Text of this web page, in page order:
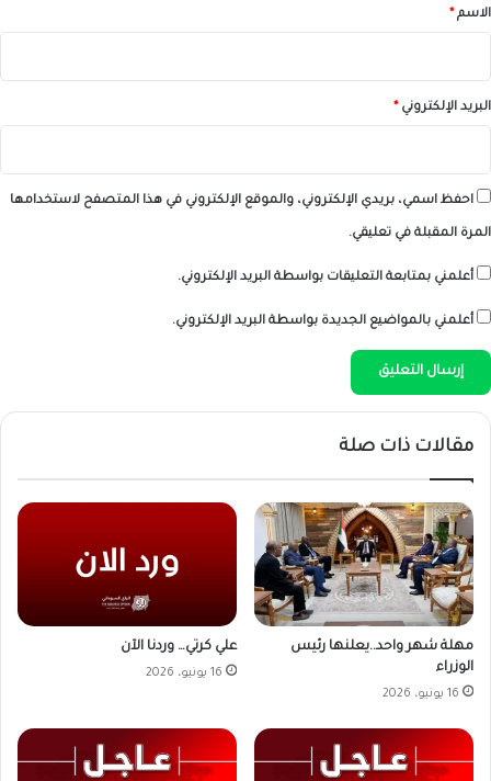
*الاسم *
البريد الإلكتروني *
احفظ اسمي، بريدي الإلكتروني، والموقع الإلكتروني في هذا المتصفح لاستخدامها
المرة المقبلة في تعليقي.
أعلمني بمتابعة التعليقات بواسطة البريد الإلكتروني.
أعلمني بالمواضيع الجديدة بواسطة البريد الإلكتروني.
مقالات ذات صلة
مهلة شهر واحد..يعلنها رئيس
الوزراء
16 يونيو، 2026
علي كرتي… وردنا الآن
16 يونيو، 2026